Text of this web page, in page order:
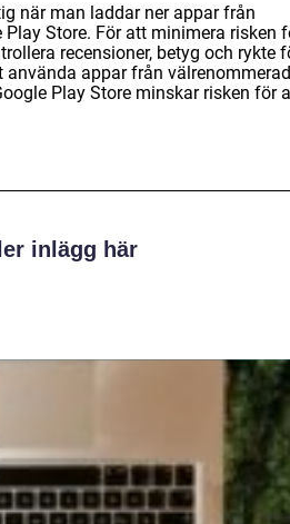
när man laddar ner appar från
Store. För att minimera risken
recensioner, betyg och rykte
appar från
Play Store minskar risken för
inlägg här